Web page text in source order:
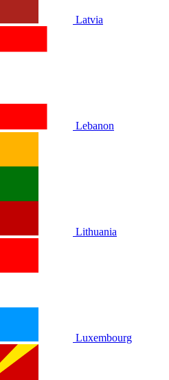
Latvia
Lebanon
Lithuania
Luxembourg